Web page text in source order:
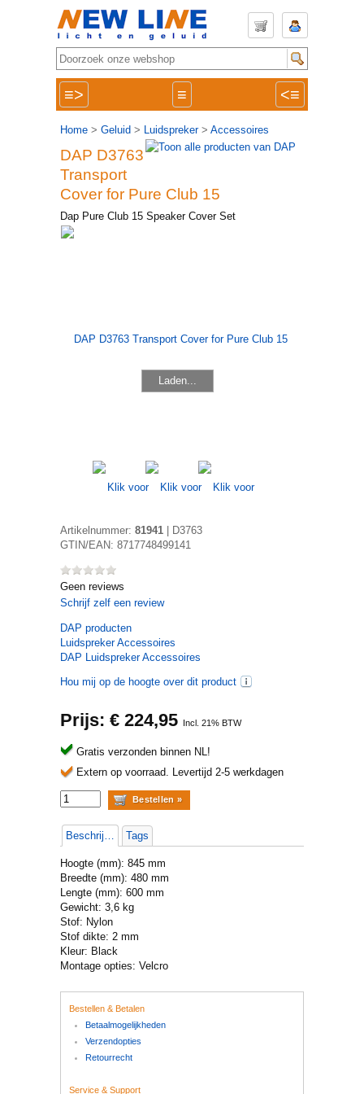
≡> ≡ <≡
Home > Geluid > Luidspreker> Accessoires
DAP D3763
Transport
Cover for Pure Club 15
Dap Pure Club 15 Speaker Cover Set
Laden...
Artikelnummer: 81941
D3763
GTIN/EAN: 8717748499141
Geen reviews
Schrijf zelf een review
DAP producten
Luidspreker Accessoires
DAP Luidspreker Accessoires
Hou mij op de hoogte over dit product
Prijs: € 224,95 Incl. 21% BTW
Gratis verzonden binnen NL!
Extern op voorraad. Levertijd 2-5 werkdagen
Beschrijving Tags
Hoogte (mm): 845 mm
Breedte (mm): 480 mm
Lengte (mm): 600 mm
Gewicht: 3,6 kg
Stof: Nylon
Stof dikte: 2 mm
Kleur: Black
Montage opties: Velcro
Bestellen & Betalen
Betaalmogelijkheden
Verzendopties
Retourrecht
Service & Support